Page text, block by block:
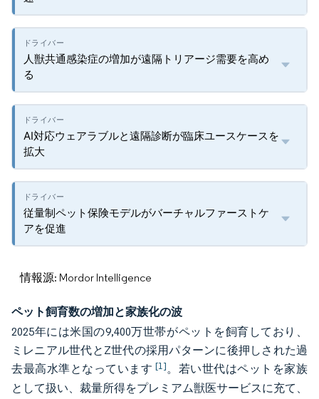
人獣共通感染症の増加が遠隔トリアージ需要を高め
る
AI対応ウェアラブルと遠隔診断が臨床ユースケースを
拡大
従量制ペット保険モデルがバーチャルファーストケ
アを促進
情報源: Mordor Intelligence
ペット飼育数の増加と家族化の波
2025年には米国の9,400万世帯がペットを飼育しており、
ミレニアル世代とZ世代の採用パターンに後押しされた過
去最高水準となっています [1]。若い世代はペットを家族
として扱い、裁量所得をプレミアム獣医サービスに充て、